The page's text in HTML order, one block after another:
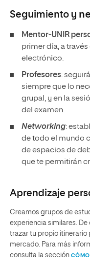
Seguimiento y
Mentor-UNIR
primer día, a
electrónico.
Profesores:
siempre que lo
grupal, y en la
del examen.
Networking:
de todo el mundo
de espacios de
que te permitirán
Aprendizaje
Creamos grupos de
experiencia similares.
trazar tu propio itinerario
mercado. Para más
consulta la sección CÓMO